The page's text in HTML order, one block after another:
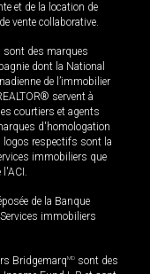
et de la location de
vente collaborative.
sont des marques
dont la National
de l’immobilier
servent à
courtiers et agents
d'homologation
logos respectifs sont la
immobiliers que
de la Banque
immobiliers
BridgemarqMD sont des